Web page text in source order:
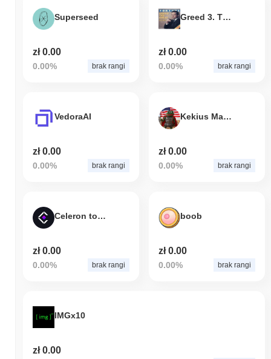
Superseed
zł 0.00
0.00% brak rangi
Greed 3. This time we all win
zł 0.00
0.00% brak rangi
VedoraAI
zł 0.00
0.00% brak rangi
Kekius Maximusa
zł 0.00
0.00% brak rangi
Celeron token
zł 0.00
0.00% brak rangi
boob
zł 0.00
0.00% brak rangi
IMGx10
zł 0.00